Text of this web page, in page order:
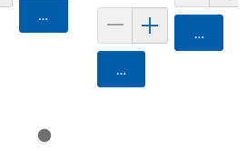
Agregar
Agregar